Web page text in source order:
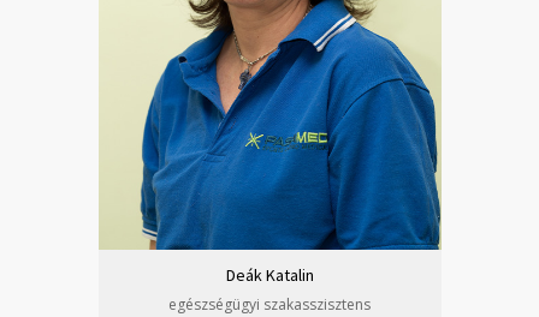
Deák Katalin
egészségügyi szakasszisztens